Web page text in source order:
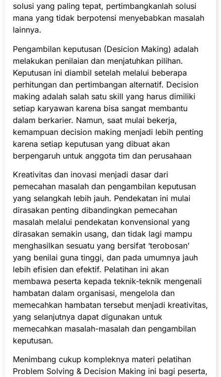
solusi yang paling tepat, pertimbangkanlah solusi
mana yang tidak berpotensi menyebabkan masalah
lainnya.
Pengambilan keputusan (Desicion Making) adalah
melakukan penilaian dan menjatuhkan pilihan.
Keputusan ini diambil setelah melalui beberapa
perhitungan dan pertimbangan alternatif. Decision
making adalah salah satu skill yang harus dimiliki
setiap karyawan karena bisa sangat membantu
dalam berkarier. Namun, saat mulai bekerja,
kemampuan decision making menjadi lebih penting
karena setiap keputusan yang dibuat akan
berpengaruh untuk anggota tim dan perusahaan
Kreativitas dan inovasi menjadi dasar dari
pemecahan masalah dan pengambilan keputusan
yang selangkah lebih jauh. Pendekatan ini mulai
dirasakan penting dibandingkan pemecahan
masalah melalui pendekatan konvensional yang
dirasakan semakin usang, dan tidak lagi mampu
menghasilkan sesuatu yang bersifat ‘terobosan’
yang benilai guna tinggi, dan pada umumnya jauh
lebih efisien dan efektif. Pelatihan ini akan
membawa peserta kepada teknik-teknik mengenali
hambatan dalam organisasi, mengelola dan
memecahkan hambatan tersebut menjadi kreativitas,
yang selanjutnya dapat digunakan untuk
memecahkan masalah-masalah dan pengambilan
keputusan.
Menimbang cukup kompleknya materi pelatihan
Problem Solving & Decision Making ini bagi peserta,